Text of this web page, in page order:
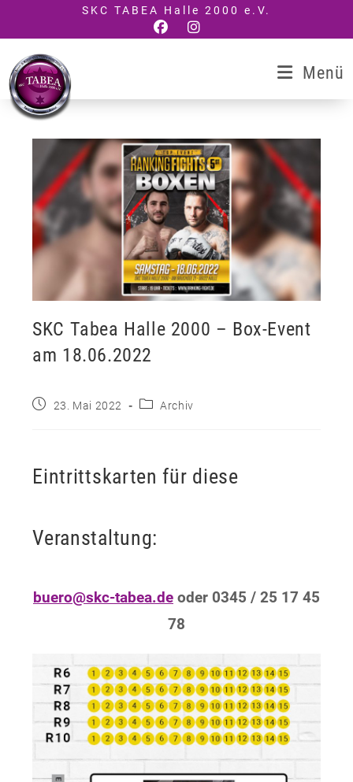
SKC TABEA Halle 2000 e.V.
Menü
SKC Tabea Halle 2000 – Box-Event
am 18.06.2022
Beitrag23. Mai 2022
Beitrags-
Archiv
Eintrittskarten für diese
Veranstaltung:
buero@skc-tabea.de oder 0345 / 25 17 45
78